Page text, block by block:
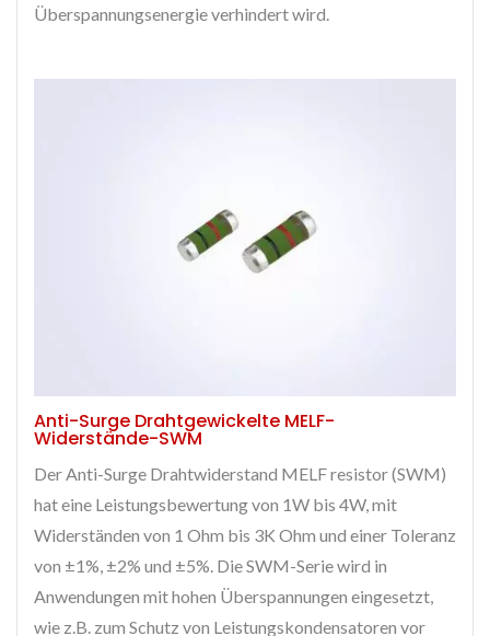
Überspannungsenergie verhindert wird.
Anti-Surge Drahtgewickelte MELF-
Widerstände-SWM
Der Anti-Surge Drahtwiderstand MELF resistor (SWM)
hat eine Leistungsbewertung von 1W bis 4W, mit
Widerständen von 1 Ohm bis 3K Ohm und einer Toleranz
von ±1%, ±2% und ±5%. Die SWM-Serie wird in
Anwendungen mit hohen Überspannungen eingesetzt,
wie z.B. zum Schutz von Leistungskondensatoren vor